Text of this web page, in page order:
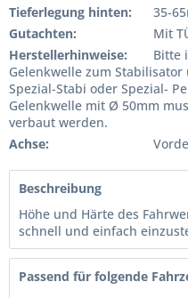
Tieferlegung hinten:
35-
Gutachten:
Mit
Herstellerhinweise:
Bitte
Gelenkwelle zum
Spezial-Stabi oder Spezial-
Gelenkwelle mit Ø 50mm
verbaut werden.
Achse:
Beschreibung
Höhe und Härte des
schnell und einfach
Passend für folgende